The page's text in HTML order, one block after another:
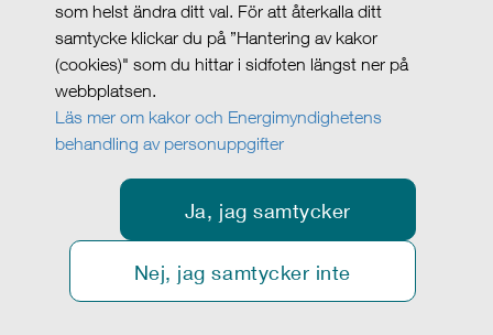
som helst ändra ditt val. För att återkalla ditt
samtycke klickar du på ”Hantering av kakor
(cookies)" som du hittar i sidfoten längst ner på
webbplatsen.
Läs mer om kakor och Energimyndighetens
behandling av personuppgifter
Ja, jag samtycker
Nej, jag samtycker inte